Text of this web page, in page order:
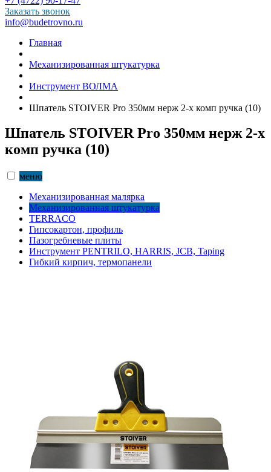
Заказать звонок
info@budetrovno.ru
Главная
Механизированная штукатурка
Инструмент ВОЛМА
Шпатель STOIVER Pro 350мм нерж 2-х комп ручка (10)
Шпатель STOIVER Pro 350мм нерж 2-х
комп ручка (10)
меню
Механизированная малярка
Механизированная штукатурка
TERRACO
Гипсокартон, профиль
Пазогребневые плиты
Инструмент PENTRILO, HARRIS, JCB, Taping
Гибкий кирпич, термопанели